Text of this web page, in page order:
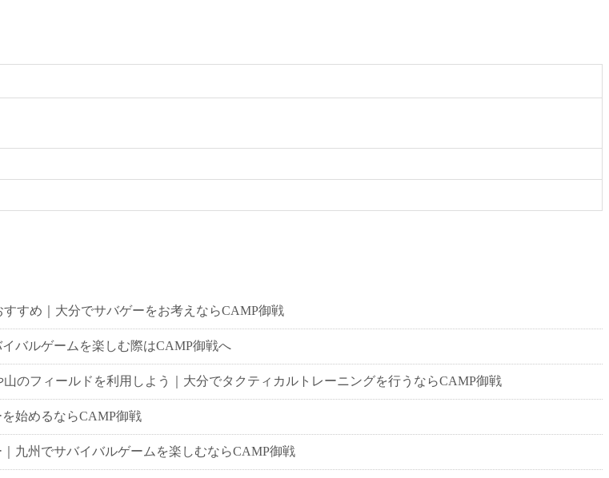
すめ｜大分でサバゲーをお考えならCAMP御戦
バルゲームを楽しむ際はCAMP御戦へ
のフィールドを利用しよう｜大分でタクティカルトレーニングを行うならCAMP御戦
始めるならCAMP御戦
九州でサバイバルゲームを楽しむならCAMP御戦